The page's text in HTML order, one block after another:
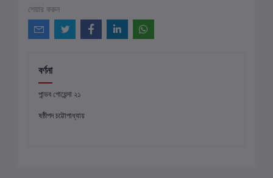
শেয়ার করুন
বর্ণনা
পান্ডব গোয়েন্দা ২১
ষষ্ঠীপদ চট্টোপাধ্যায়